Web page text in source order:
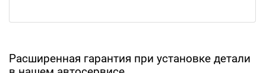
Расширенная гарантия при установке детали